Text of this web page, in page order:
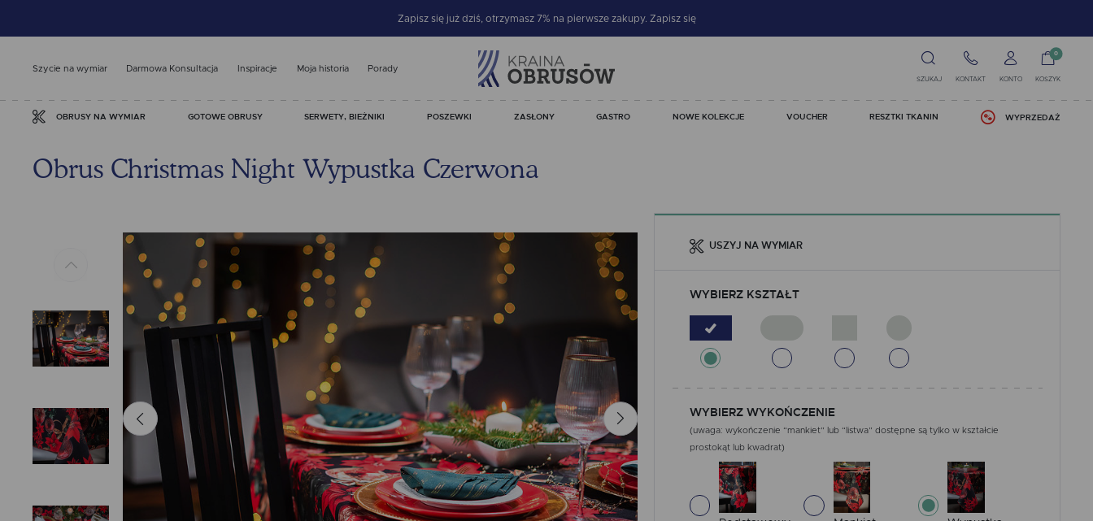
Zapisz się już dziś, otrzymasz 7% na pierwsze zakupy. Zapisz się
Szycie na wymiar Darmowa Konsultacja Inspiracje Moja historia Porady
SZUKAJ KONTAKT KONTO
0
KOSZYK
OBRUSY NA WYMIAR GOTOWE OBRUSY SERWETY, BIEŻNIKI POSZEWKI ZASŁONY GASTRO NOWE KOLEKCJE VOUCHER RESZTKI TKANIN WYPRZEDAŻ
Obrus Christmas Night Wypustka Czerwona
USZYJ NA WYMIAR
WYBIERZ KSZTAŁT
WYBIERZ WYKOŃCZENIE
(uwaga: wykończenie “mankiet” lub “listwa” dostępne są tylko w kształcie
prostokąt lub kwadrat)